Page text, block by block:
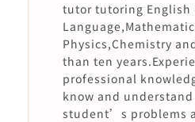
tutor tutoring English
Physics,Chemistry
than ten
professional
know and
student’s problems